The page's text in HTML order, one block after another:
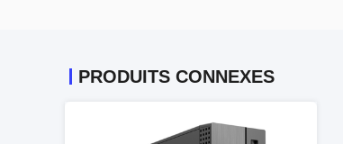
PRODUITS CONNEXES